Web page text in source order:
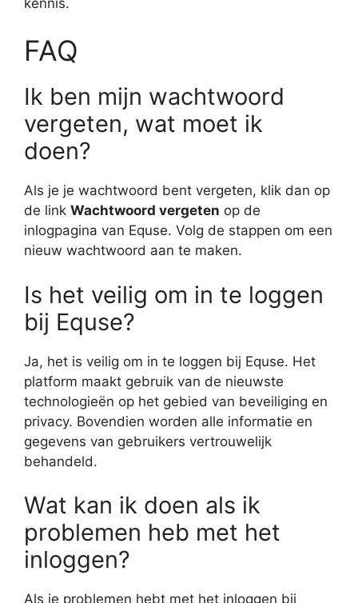
FAQ
Ik ben mijn wachtwoord
vergeten, wat moet ik
doen?
Als je je wachtwoord bent vergeten, klik dan op
de link Wachtwoord vergeten op de
inlogpagina van Equse. Volg de stappen om een
nieuw wachtwoord aan te maken.
Is het veilig om in te loggen
bij Equse?
Ja, het is veilig om in te loggen bij Equse. Het
platform maakt gebruik van de nieuwste
technologieën op het gebied van beveiliging en
privacy. Bovendien worden alle informatie en
gegevens van gebruikers vertrouwelijk
behandeld.
Wat kan ik doen als ik
problemen heb met het
inloggen?
Als je problemen hebt met het inloggen bij